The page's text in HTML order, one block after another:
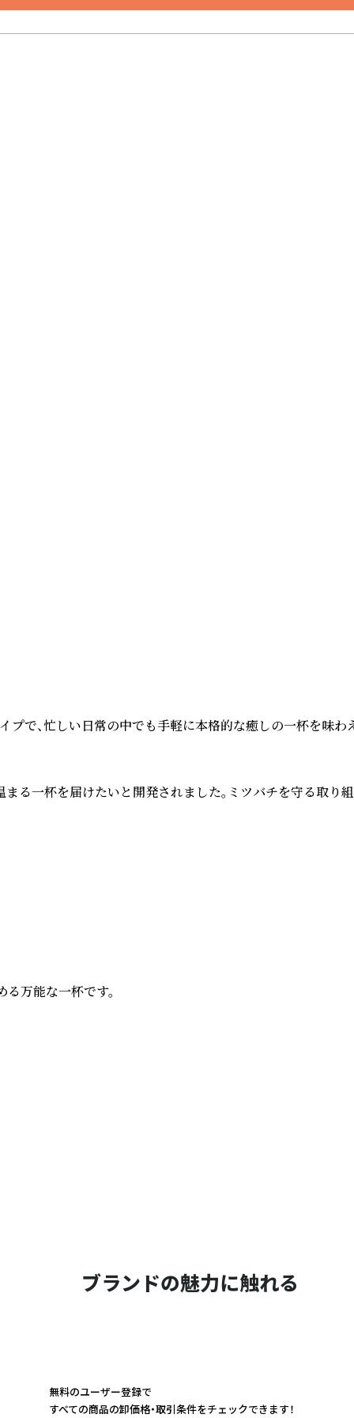
プで、忙しい日常の中でも手軽に本格的な癒しの一杯を味わ
一杯を届けたいと開発されました。ミツバチを守る取り
万能な一杯です。
ブランドの魅力に触れる
無料のユーザー登録で
すべての商品の卸価格・取引条件をチェックできます！